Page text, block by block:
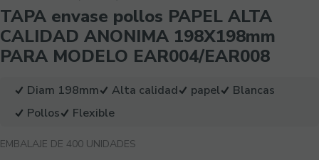
TAPA envase pollos PAPEL ALTA
CALIDAD ANONIMA 198X198mm
PARA MODELO EAR004/EAR008
Diam 198mm Alta calidad papel
Blancas
Pollos
Flexible
EMBALAJE DE 400 UNIDADES